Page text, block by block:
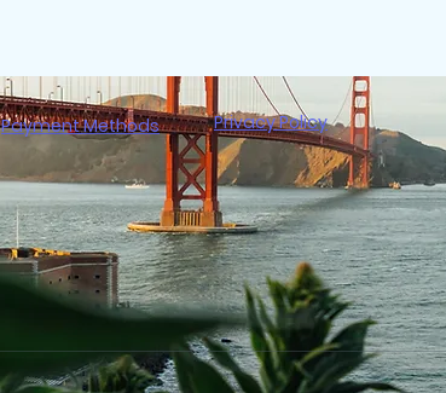
Payment Methods Privacy Policy